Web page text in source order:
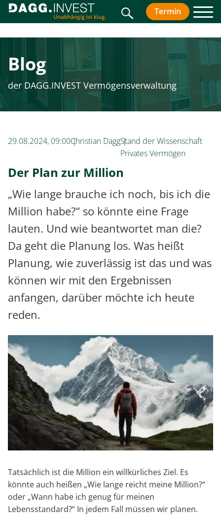
SucheTermin
Blog
der DAGG.INVEST Vermögensverwaltung
29.08.2024, 09:00Christian DaggStand der Wissenschaft
Privates Vermögen
Der Plan zur Million
„Wie lange brauche ich noch, bis ich die
Million habe?“ so könnte eine Frage
lauten. Und wie beantwortet man die?
Da geht die Planung los. Was heißt
Planung, wie zuverlässig ist das und was
können wir mit den Ergebnissen
anfangen, darüber möchte ich heute
reden.
Tatsächlich ist die Million ein willkürliches Ziel. Es
könnte auch heißen „Wie lange reicht meine Million?“
oder „Wann habe ich genug für meinen
Lebensstandard?“ In jedem Fall müssen wir planen.